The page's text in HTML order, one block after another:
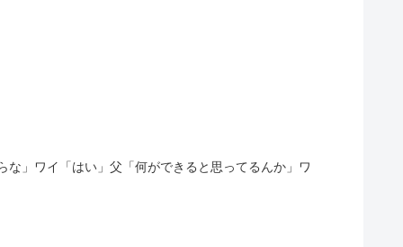
」ワイ「はい」父「何ができると思ってるんか」ワ